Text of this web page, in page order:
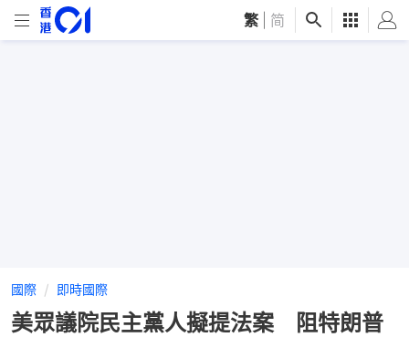
繁 简
國際 即時國際
美眾議院民主黨人擬提法案 阻特朗普